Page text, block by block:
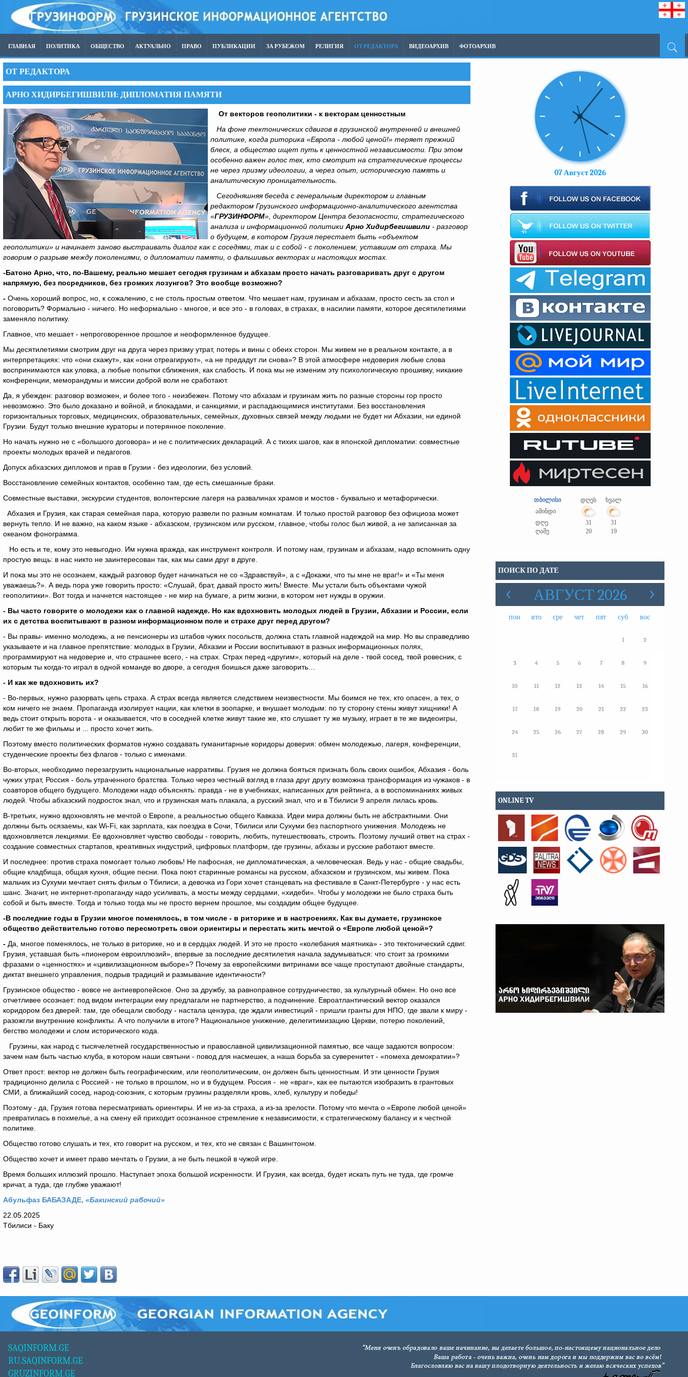
ГЛАВНАЯ ПОЛИТИКА ОБЩЕСТВО АКТУАЛЬНО ПРАВО ПУБЛИКАЦИИ ЗА РУБЕЖОМ РЕЛИГИЯ ОТ РЕДАКТОРА ВИДЕОАРХИВ ФОТОАРХИВ
ОТ РЕДАКТОРА
АРНО ХИДИРБЕГИШВИЛИ: ДИПЛОМАТИЯ ПАМЯТИ
От векторов геополитики - к векторам ценностным
На фоне тектонических сдвигов в грузинской внутренней и внешней
политике, когда риторика «Европа - любой ценой!» теряет прежний
блеск, а общество ищет путь к ценностной независимости. При этом
особенно важен голос тех, кто смотрит на стратегические процессы
не через призму идеологии, а через опыт, историческую память и
аналитическую проницательность.
Сегодняшняя беседа с генеральным директором и главным
редактором Грузинского информационно-аналитического агентства
«ГРУЗИНФОРМ», директором Центра безопасности, стратегического
анализа и информационной политики Арно Хидирбегишвили - разговор
о будущем, в котором Грузия перестает быть «объектом
геополитики» и начинает заново выстраивать диалог как с соседями, так и с собой - с поколением, уставшим от страха. Мы
говорим о разрыве между поколениями, о дипломатии памяти, о фальшивых векторах и настоящих мостах.
-Батоно Арно, что, по-Вашему, реально мешает сегодня грузинам и абхазам просто начать разговаривать друг с другом
напрямую, без посредников, без громких лозунгов? Это вообще возможно?
- Очень хороший вопрос, но, к сожалению, с не столь простым ответом. Что мешает нам, грузинам и абхазам, просто сесть за стол и
поговорить? Формально - ничего. Но неформально - многое, и все это - в головах, в страхах, в насилии памяти, которое десятилетиями
заменяло политику.
Главное, что мешает - непроговоренное прошлое и неоформленное будущее.
Мы десятилетиями смотрим друг на друга через призму утрат, потерь и вины с обеих сторон. Мы живем не в реальном контакте, а в
интерпретациях: что «они скажут», как «они отреагируют», «а не предадут ли снова»? В этой атмосфере недоверия любые слова
воспринимаются как уловка, а любые попытки сближения, как слабость. И пока мы не изменим эту психологическую прошивку, никакие
конференции, меморандумы и миссии доброй воли не сработают.
Да, я убежден: разговор возможен, и более того - неизбежен. Потому что абхазам и грузинам жить по разные стороны гор просто
невозможно. Это было доказано и войной, и блокадами, и санкциями, и распадающимися институтами. Без восстановления
горизонтальных торговых, медицинских, образовательных, семейных, духовных связей между людьми не будет ни Абхазии, ни единой
Грузии. Будут только внешние кураторы и потерянное поколение.
Но начать нужно не с «большого договора» и не с политических деклараций. А с тихих шагов, как в японской дипломатии: совместные
проекты молодых врачей и педагогов.
Допуск абхазских дипломов и прав в Грузии - без идеологии, без условий.
Восстановление семейных контактов, особенно там, где есть смешанные браки.
Совместные выставки, экскурсии студентов, волонтерские лагеря на развалинах храмов и мостов - буквально и метафорически.
Абхазия и Грузия, как старая семейная пара, которую развели по разным комнатам. И только простой разговор без официоза может
вернуть тепло. И не важно, на каком языке - абхазском, грузинском или русском, главное, чтобы голос был живой, а не записанная за
океаном фонограмма.
Но есть и те, кому это невыгодно. Им нужна вражда, как инструмент контроля. И потому нам, грузинам и абхазам, надо вспомнить одну
простую вещь: в нас никто не заинтересован так, как мы сами друг в друге.
И пока мы это не осознаем, каждый разговор будет начинаться не со «Здравствуй», а с «Докажи, что ты мне не враг!» и «Ты меня
уважаешь?». А ведь пора уже говорить просто: «Слушай, брат, давай просто жить! Вместе. Мы устали быть объектами чужой
геополитики». Вот тогда и начнется настоящее - не мир на бумаге, а ритм жизни, в котором нет нужды в оружии.
- Вы часто говорите о молодежи как о главной надежде. Но как вдохновить молодых людей в Грузии, Абхазии и России, если
их с детства воспитывают в разном информационном поле и страхе друг перед другом?
- Вы правы- именно молодежь, а не пенсионеры из штабов чужих посольств, должна стать главной надеждой на мир. Но вы справедливо
указываете и на главное препятствие: молодых в Грузии, Абхазии и России воспитывают в разных информационных полях,
программируют на недоверие и, что страшнее всего, - на страх. Страх перед «другим», который на деле - твой сосед, твой ровесник, с
которым ты когда-то играл в одной команде во дворе, а сегодня боишься даже заговорить…
- И как же вдохновить их?
- Во-первых, нужно разорвать цепь страха. А страх всегда является следствием неизвестности. Мы боимся не тех, кто опасен, а тех, о
ком ничего не знаем. Пропаганда изолирует нации, как клетки в зоопарке, и внушает молодым: по ту сторону стены живут хищники! А
ведь стоит открыть ворота - и оказывается, что в соседней клетке живут такие же, кто слушает ту же музыку, играет в те же видеоигры,
любит те же фильмы и ... просто хочет жить.
Поэтому вместо политических форматов нужно создавать гуманитарные коридоры доверия: обмен молодежью, лагеря, конференции,
студенческие проекты без флагов - только с именами.
Во-вторых, необходимо перезагрузить национальные нарративы. Грузия не должна бояться признать боль своих ошибок, Абхазия - боль
чужих утрат, Россия - боль утраченного братства. Только через честный взгляд в глаза друг другу возможна трансформация из чужаков - в
соавторов общего будущего. Молодежи надо объяснять: правда - не в учебниках, написанных для рейтинга, а в воспоминаниях живых
людей. Чтобы абхазский подросток знал, что и грузинская мать плакала, а русский знал, что и в Тбилиси 9 апреля лилась кровь.
В-третьих, нужно вдохновлять не мечтой о Европе, а реальностью общего Кавказа. Идеи мира должны быть не абстрактными. Они
должны быть осязаемы, как Wi-Fi, как зарплата, как поездка в Сочи, Тбилиси или Сухуми без паспортного унижения. Молодежь не
вдохновляется лекциями. Ее вдохновляет чувство свободы - говорить, любить, путешествовать, строить. Поэтому лучший ответ на страх -
создание совместных стартапов, креативных индустрий, цифровых платформ, где грузины, абхазы и русские работают вместе.
И последнее: против страха помогает только любовь! Не пафосная, не дипломатическая, а человеческая. Ведь у нас - общие свадьбы,
общие кладбища, общая кухня, общие песни. Пока поют старинные романсы на русском, абхазском и грузинском, мы живем. Пока
мальчик из Сухуми мечтает снять фильм о Тбилиси, а девочка из Гори хочет станцевать на фестивале в Санкт-Петербурге - у нас есть
шанс. Значит, не интернет-пропаганду надо усиливать, а мосты между сердцами, «хидеби». Чтобы у молодежи не было страха быть
собой и быть вместе. Тогда и только тогда мы не просто вернем прошлое, мы создадим общее будущее.
-В последние годы в Грузии многое поменялось, в том числе - в риторике и в настроениях. Как вы думаете, грузинское
общество действительно готово пересмотреть свои ориентиры и перестать жить мечтой о «Европе любой ценой»?
- Да, многое поменялось, не только в риторике, но и в сердцах людей. И это не просто «колебания маятника» - это тектонический сдвиг.
Грузия, уставшая быть «пионером евроиллюзий», впервые за последние десятилетия начала задумываться: что стоит за громкими
фразами о «ценностях» и «цивилизационном выборе»? Почему за европейскими витринами все чаще проступают двойные стандарты,
диктат внешнего управления, подрыв традиций и размывание идентичности?
Грузинское общество - вовсе не антиевропейское. Оно за дружбу, за равноправное сотрудничество, за культурный обмен. Но оно все
отчетливее осознает: под видом интеграции ему предлагали не партнерство, а подчинение. Евроатлантический вектор оказался
коридором без дверей: там, где обещали свободу - настала цензура, где ждали инвестиций - пришли гранты для НПО, где звали к миру -
разожгли внутренние конфликты. А что получили в итоге? Национальное унижение, делегитимизацию Церкви, потерю поколений,
бегство молодежи и слом исторического кода.
Грузины, как народ с тысячелетней государственностью и православной цивилизационной памятью, все чаще задаются вопросом:
зачем нам быть частью клуба, в котором наши святыни - повод для насмешек, а наша борьба за суверенитет - «помеха демократии»?
Ответ прост: вектор не должен быть географическим, или геополитическим, он должен быть ценностным. И эти ценности Грузия
традиционно делила с Россией - не только в прошлом, но и в будущем. Россия - не «враг», как ее пытаются изобразить в грантовых
СМИ, а ближайший сосед, народ-союзник, с которым грузины разделяли кровь, хлеб, культуру и победы!
Поэтому - да, Грузия готова пересматривать ориентиры. И не из-за страха, а из-за зрелости. Потому что мечта о «Европе любой ценой»
превратилась в похмелье, а на смену ей приходит осознанное стремление к независимости, к стратегическому балансу и к честной
политике.
Общество готово слушать и тех, кто говорит на русском, и тех, кто не связан с Вашингтоном.
Общество хочет и имеет право мечтать о Грузии, а не быть пешкой в чужой игре.
Время больших иллюзий прошло. Наступает эпоха большой искренности. И Грузия, как всегда, будет искать путь не туда, где громче
кричат, а туда, где глубже уважают!
Абульфаз БАБАЗАДЕ, «Бакинский рабочий»
22.05.2025
Тбилиси - Баку
07 Август 2026
თბილისი დღეს
ხვალ
ამინდი
დღე
31
31
ღამე
20 19
ПОИСК ПО ДАТЕ
АВГУСТ 2026
пон вто сре чет пят суб вос
1 2
3 4 5 6 7 8 9
10 11 12 13 14 15 16
17 18 19 20 21 22 23
24 25 26 27 28 29 30
31
ONLINE TV
SAQINFORM.GE
RU.SAQINFORM.GE
GRUZINFORM.GE